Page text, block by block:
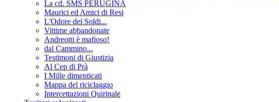
La cd. SMS PERUGINA
Maurici ed Amici di Resi
L'Odore dei Soldi...
Vittime abbandonate
Andreotti è mafioso!
dal Cammino...
Testimoni di Giustizia
Al Cep di Prà
I Mille dimenticati
Mappa del riciclaggio
Intercettazioni Quirinale